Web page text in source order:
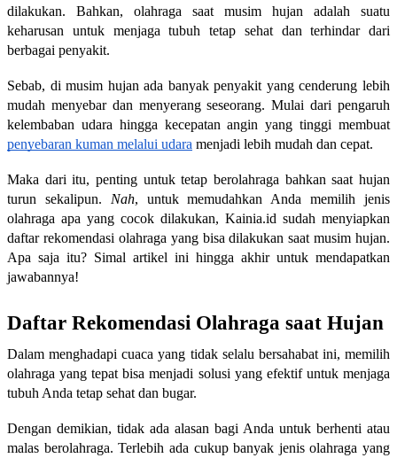
dilakukan. Bahkan, olahraga saat musim hujan adalah suatu
keharusan untuk menjaga tubuh tetap sehat dan terhindar dari
berbagai penyakit.
Sebab, di musim hujan ada banyak penyakit yang cenderung lebih
mudah menyebar dan menyerang seseorang. Mulai dari pengaruh
kelembaban udara hingga kecepatan angin yang tinggi membuat
penyebaran kuman melalui udara menjadi lebih mudah dan cepat.
Maka dari itu, penting untuk tetap berolahraga bahkan saat hujan
turun sekalipun. Nah, untuk memudahkan Anda memilih jenis
olahraga apa yang cocok dilakukan, Kainia.id sudah menyiapkan
daftar rekomendasi olahraga yang bisa dilakukan saat musim hujan.
Apa saja itu? Simal artikel ini hingga akhir untuk mendapatkan
jawabannya!
Daftar Rekomendasi Olahraga saat Hujan
Dalam menghadapi cuaca yang tidak selalu bersahabat ini, memilih
olahraga yang tepat bisa menjadi solusi yang efektif untuk menjaga
tubuh Anda tetap sehat dan bugar.
Dengan demikian, tidak ada alasan bagi Anda untuk berhenti atau
malas berolahraga. Terlebih ada cukup banyak jenis olahraga yang